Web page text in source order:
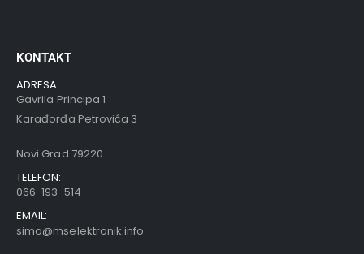
KONTAKT
ADRESA:
Gavrila Principa 1
Karađorđa Petrovića 3
Novi Grad 79220
TELEFON:
066-193-514
EMAIL:
simo@mselektronik.info